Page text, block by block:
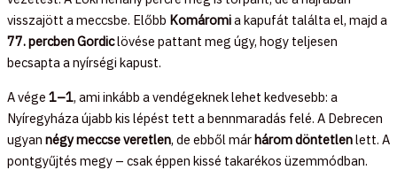
visszajött a meccsbe. Előbb Komáromia kapufát találta el, majd a
77. percben Gordiclövése pattant meg úgy, hogy teljesen
becsapta a nyírségi kapust.
A vége 1–1, ami inkább a vendégeknek lehet kedvesebb: a
Nyíregyháza újabb kis lépést tett a bennmaradás felé. A Debrecen
ugyan négy meccse veretlen, de ebből márhárom döntetlenlett. A
pontgyűjtés megy – csak éppen kissé takarékos üzemmódban.